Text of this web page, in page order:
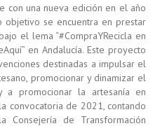
con una nueva edición en el año
objetivo se encuentra en prestar
el lema “#CompraYRecicla en
en Andalucía. Este proyecto
destinadas a impulsar el
promocionar y dinamizar el
a promocionar la artesanía en
convocatoria de 2021, contando
Consejería de Transformación